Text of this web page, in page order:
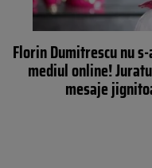
Florin Dumitrescu nu
mediul online!
mesaje